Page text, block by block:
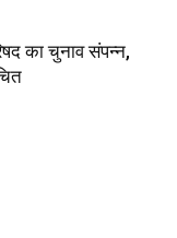
का चुनाव संपन्न,